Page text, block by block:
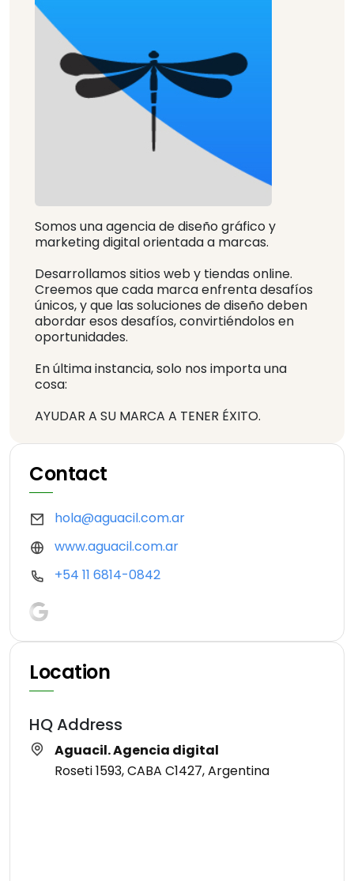
Somos una agencia de diseño gráfico y
marketing digital orientada a marcas.
Desarrollamos sitios web y tiendas online.
Creemos que cada marca enfrenta desafíos
únicos, y que las soluciones de diseño deben
abordar esos desafíos, convirtiéndolos en
oportunidades.
En última instancia, solo nos importa una
cosa:
AYUDAR A SU MARCA A TENER ÉXITO.
Contact
hola@aguacil.com.ar
www.aguacil.com.ar
+54 11 6814-0842
Location
HQ Address
Aguacil. Agencia digital
Roseti 1593, CABA C1427, Argentina